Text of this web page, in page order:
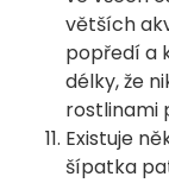
větších
popředí a
délky, že
rostlinami
Existuje
šípatka